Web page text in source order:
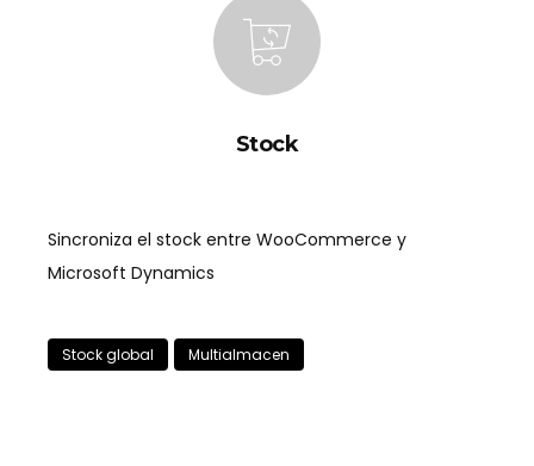
Stock
Sincroniza el stock entre WooCommerce y
Microsoft Dynamics
Stock global Multialmacen